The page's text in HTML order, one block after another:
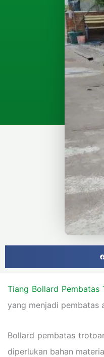
Tiang Bollard Pembatas
yang menjadi pembatas
Bollard pembatas
diperlukan bahan